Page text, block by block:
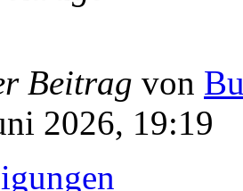
Beitrag von
2026, 19:19